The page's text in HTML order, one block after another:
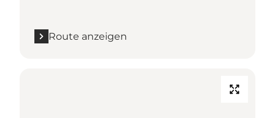
Route anzeigen